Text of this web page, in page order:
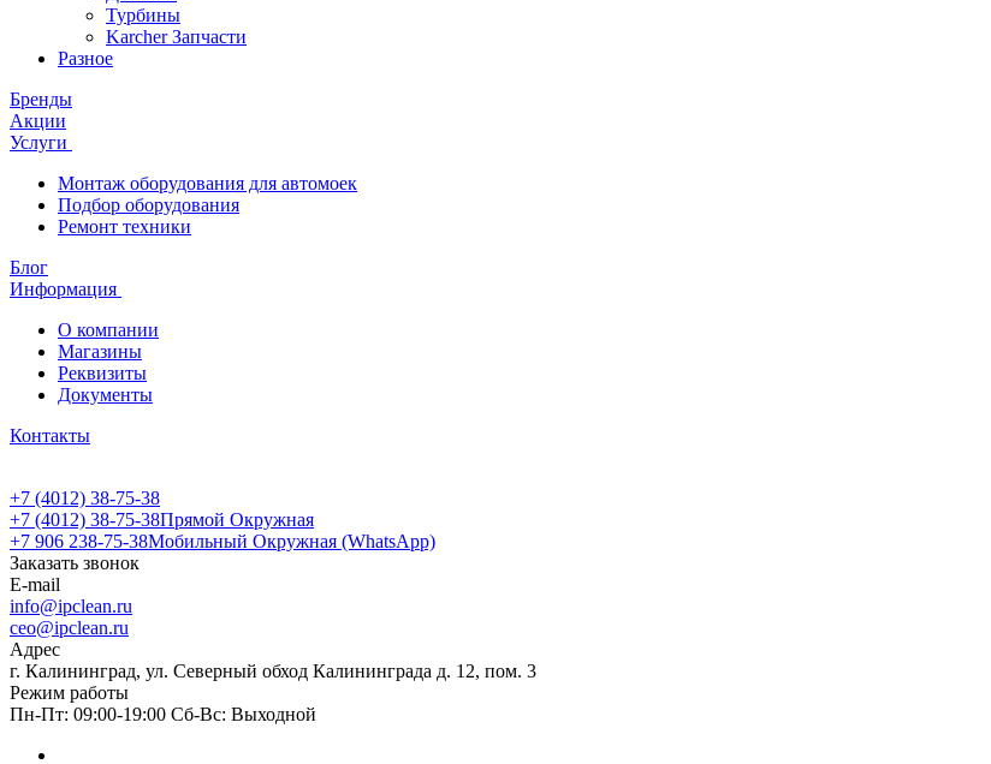
Турбины
Karcher Запчасти
Разное
Бренды
Акции
Услуги
Монтаж оборудования для автомоек
Подбор оборудования
Ремонт техники
Блог
Информация
О компании
Магазины
Реквизиты
Документы
Контакты
+7 (4012) 38-75-38
+7 (4012) 38-75-38Прямой Окружная
+7 906 238-75-38Мобильный Окружная (WhatsApp)
Заказать звонок
E-mail
info@ipclean.ru
ceo@ipclean.ru
Адрес
г. Калининград, ул. Северный обход Калининграда д. 12, пом. 3
Режим работы
Пн-Пт: 09:00-19:00 Сб-Вс: Выходной